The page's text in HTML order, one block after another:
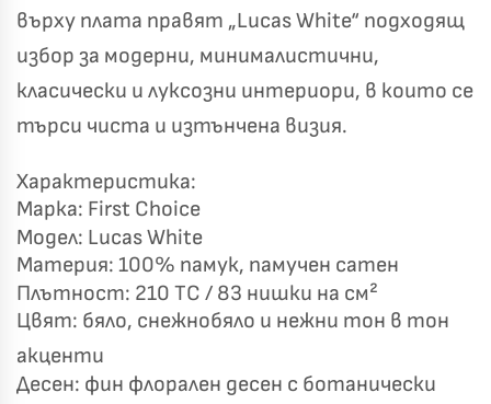
върху плата правят „Lucas White“ подходящ
избор за модерни, минималистични,
класически и луксозни интериори, в които се
търси чиста и изтънчена визия.
Характеристика:
Марка: First Choice
Модел: Lucas White
Материя: 100% памук, памучен сатен
Плътност: 210 TC / 83 нишки на см²
Цвят: бяло, снежнобяло и нежни тон в тон
акценти
Десен: фин флорален десен с ботанически
Хавлиени кърпи – Комплект 2 части – 100% памук
0 €
Бяло и Небесносиньо
Светлосиво и Антрацит